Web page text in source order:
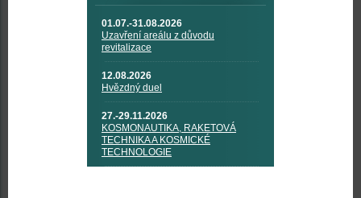
01.07.-31.08.2026
Uzavření areálu z důvodu
revitalizace
12.08.2026
Hvězdný duel
27.-29.11.2026
KOSMONAUTIKA, RAKETOVÁ
TECHNIKA A KOSMICKÉ
TECHNOLOGIE